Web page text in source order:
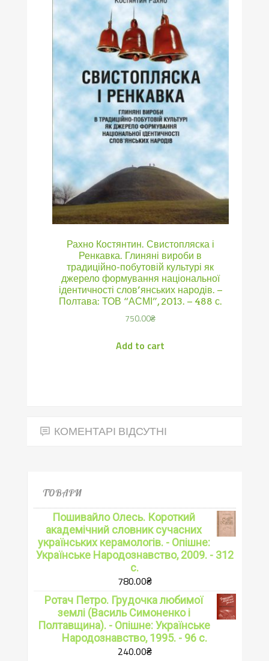
Рахно Костянтин. Свистопляска і
Ренкавка. Глиняні вироби в
традиційно-побутовій культурі як
джерело формування національної
ідентичності слов’янських народів. –
Полтава: ТОВ “АСМІ”, 2013. – 488 с.
750.00₴
Add to cart
КОМЕНТАРІ ВІДСУТНІ
ТОВАРИ
Пошивайло Олесь. Короткий
академічний словник сучасних
українських керамологів. - Опішне:
Українське Народознавство, 2009. - 312
с.
780.00₴
Ротач Петро. Грудочка любимої
землі (Василь Симоненко і
Полтавщина). - Опішне: Українське
Народознавство, 1995. - 96 с.
240.00₴